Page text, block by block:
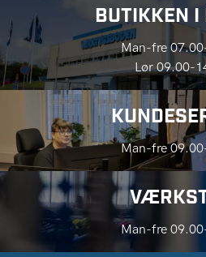
BUTIKKEN I
Man-fre
Lør 09.00-
Man-fre
Man-fre